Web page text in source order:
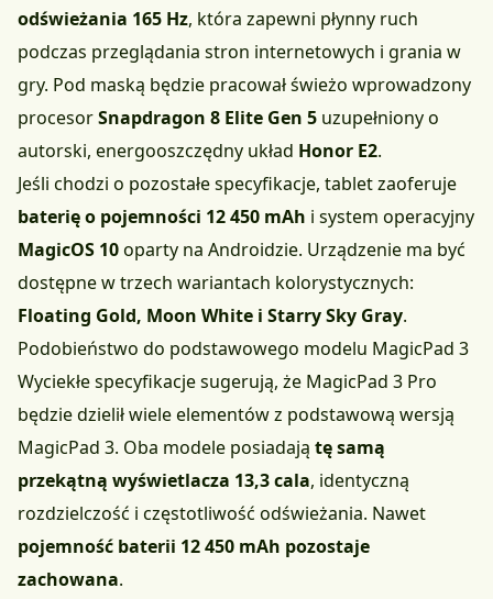
odświeżania 165 Hz, która zapewni płynny ruch
podczas przeglądania stron internetowych i grania w
gry. Pod maską będzie pracowałświeżo wprowadzony
procesorSnapdragon 8 Elite Gen 5 uzupełniony o
autorski, energooszczędny układ Honor E2.
Jeśli chodzi o pozostałe specyfikacje, tablet zaoferuje
baterię o pojemności 12 450 mAh i system operacyjny
MagicOS 10oparty na Androidzie. Urządzenie ma być
dostępne w trzech wariantach kolorystycznych:
Floating Gold, Moon White i Starry Sky Gray.
Podobieństwo do podstawowego modelu MagicPad 3
Wyciekłe specyfikacje sugerują, że MagicPad 3 Pro
będzie dzielił wiele elementów z podstawową wersją
MagicPad 3. Oba modele posiadają tę samą
przekątną wyświetlacza 13,3 cala, identyczną
rozdzielczość i częstotliwość odświeżania. Nawet
pojemność baterii 12 450 mAh pozostaje
zachowana.